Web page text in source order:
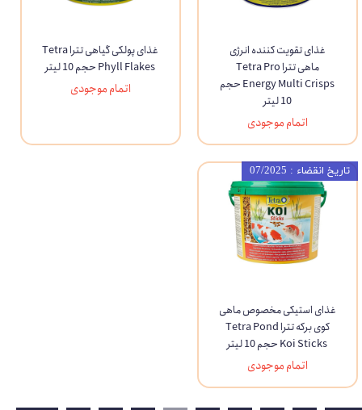
غذای تقویت کننده انرژی
ماهی تترا Tetra Pro
Energy Multi Crisps حجم
10 لیتر
اتمام موجودی
غذای پولکی گیاهی تترا Tetra
Phyll Flakes حجم 10 لیتر
اتمام موجودی
غذای استیکی مخصوص ماهی
کوی برکه تترا Tetra Pond
Koi Sticks حجم 10 لیتر
اتمام موجودی
تاریخ انقضاء : 07/2025